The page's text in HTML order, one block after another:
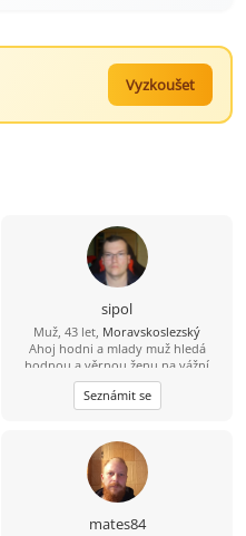
Vyzkoušet
sipol
Muž, 43 let, Moravskoslezský
Ahoj hodni a mlady muž hledá
hodnou a věrnou ženu na vážní
seznámení lásku .
Seznámit se
mates84